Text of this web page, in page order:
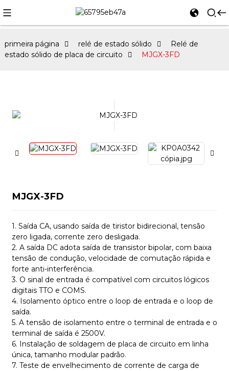
primeira página relé de estado sólido
Relé de
estado sólido de placa de circuito
MJGX-3FD
MJGX-3FD
1. Saída CA, usando saída de tiristor bidirecional, tensão
zero ligada, corrente zero desligada.
2. A saída DC adota saída de transistor bipolar, com baixa
tensão de condução, velocidade de comutação rápida e
forte anti-interferência.
3. O sinal de entrada é compatível com circuitos lógicos
digitais TTO e COMS.
4. Isolamento óptico entre o loop de entrada e o loop de
saída.
5. A tensão de isolamento entre o terminal de entrada e o
terminal de saída é 2500V.
6. Instalação de soldagem de placa de circuito em linha
única, tamanho modular padrão.
7. Teste de envelhecimento de corrente de carga de